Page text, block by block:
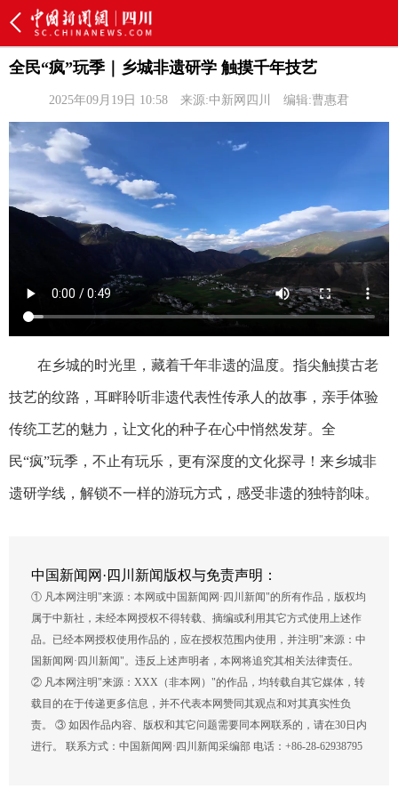
全民“疯”玩季｜乡城非遗研学 触摸千年技艺
2025年09月19日 10:58 来源:中新网四川 编辑:曹惠君
在乡城的时光里，藏着千年非遗的温度。指尖触摸古老
技艺的纹路，耳畔聆听非遗代表性传承人的故事，亲手体验
传统工艺的魅力，让文化的种子在心中悄然发芽。全
民“疯”玩季，不止有玩乐，更有深度的文化探寻！来乡城非
遗研学线，解锁不一样的游玩方式，感受非遗的独特韵味。
中国新闻网·四川新闻版权与免责声明：
① 凡本网注明"来源：本网或中国新闻网·四川新闻"的所有作品，版权均
属于中新社，未经本网授权不得转载、摘编或利用其它方式使用上述作
品。已经本网授权使用作品的，应在授权范围内使用，并注明"来源：中
国新闻网·四川新闻"。违反上述声明者，本网将追究其相关法律责任。
② 凡本网注明"来源：XXX（非本网）"的作品，均转载自其它媒体，转
载目的在于传递更多信息，并不代表本网赞同其观点和对其真实性负
责。 ③ 如因作品内容、版权和其它问题需要同本网联系的，请在30日内
进行。 联系方式：中国新闻网·四川新闻采编部 电话：+86-28-62938795